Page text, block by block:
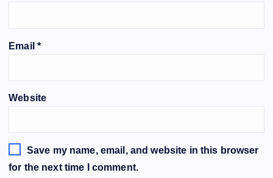
Email *
Website
Save my name, email, and website in this browser
for the next time I comment.